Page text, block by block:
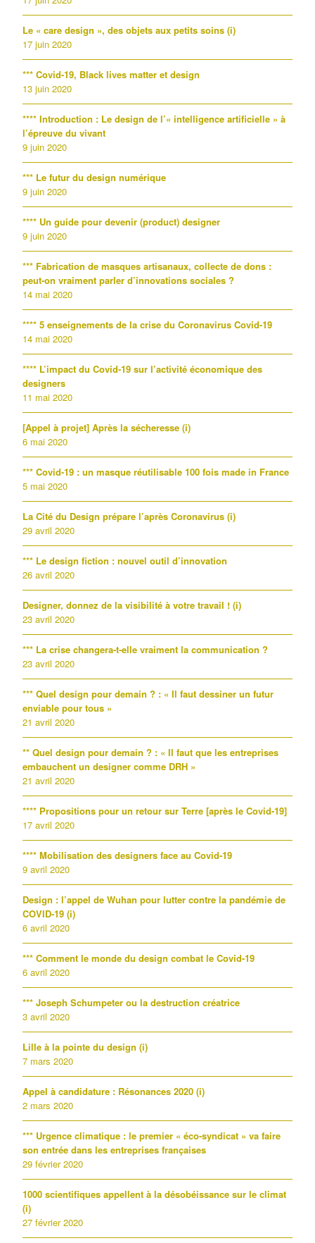
Le « care design », des objets aux petits soins (i)
17 juin 2020
*** Covid-19, Black lives matter et design
13 juin 2020
**** Introduction : Le design de l’« intelligence artificielle » à
l’épreuve du vivant
9 juin 2020
*** Le futur du design numérique
9 juin 2020
**** Un guide pour devenir (product) designer
9 juin 2020
*** Fabrication de masques artisanaux, collecte de dons :
peut-on vraiment parler d’innovations sociales ?
14 mai 2020
**** 5 enseignements de la crise du Coronavirus Covid-19
14 mai 2020
**** L’impact du Covid-19 sur l’activité économique des
designers
11 mai 2020
[Appel à projet] Après la sécheresse (i)
6 mai 2020
*** Covid-19 : un masque réutilisable 100 fois made in France
5 mai 2020
La Cité du Design prépare l’après Coronavirus (i)
29 avril 2020
*** Le design fiction : nouvel outil d’innovation
26 avril 2020
Designer, donnez de la visibilité à votre travail ! (i)
23 avril 2020
*** La crise changera-t-elle vraiment la communication ?
23 avril 2020
*** Quel design pour demain ? : « Il faut dessiner un futur
enviable pour tous »
21 avril 2020
** Quel design pour demain ? : « Il faut que les entreprises
embauchent un designer comme DRH »
21 avril 2020
**** Propositions pour un retour sur Terre [après le Covid-19]
17 avril 2020
**** Mobilisation des designers face au Covid-19
9 avril 2020
Design : l’appel de Wuhan pour lutter contre la pandémie de
COVID-19 (i)
6 avril 2020
*** Comment le monde du design combat le Covid-19
6 avril 2020
*** Joseph Schumpeter ou la destruction créatrice
3 avril 2020
Lille à la pointe du design (i)
7 mars 2020
Appel à candidature : Résonances 2020 (i)
2 mars 2020
*** Urgence climatique : le premier « éco-syndicat » va faire
son entrée dans les entreprises françaises
29 février 2020
1000 scientifiques appellent à la désobéissance sur le climat
(i)
27 février 2020